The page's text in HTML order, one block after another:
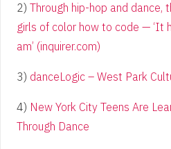
2) Through hip-hop and dance,
girls of color how to code — ‘It
am’ (inquirer.com)
3) danceLogic – West Park
4) New York City Teens Are
Through Dance